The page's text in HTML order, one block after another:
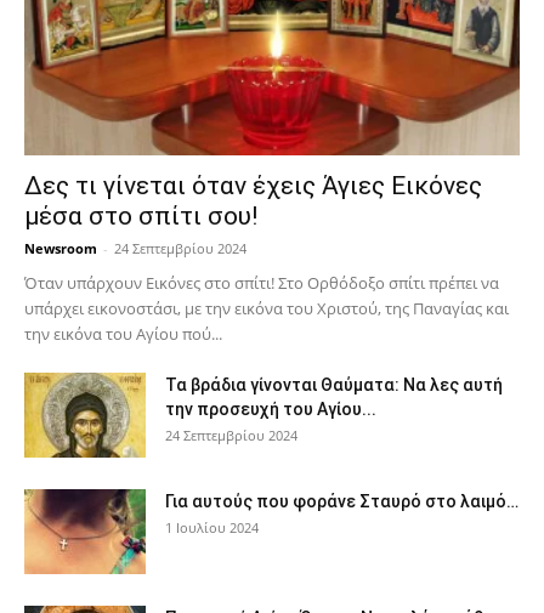
Δες τι γίνεται όταν έχεις Άγιες Εικόνες
μέσα στο σπίτι σου!
Newsroom - 24 Σεπτεμβρίου 2024
Όταν υπάρχουν Εικόνες στο σπίτι! Στο Ορθόδοξο σπίτι πρέπει να
υπάρχει εικονοστάσι, με την εικόνα του Χριστού, της Παν­αγίας και
την εικόνα του Αγίου πού...
Τα βράδια γίνονται Θαύματα: Να λες αυτή
την προσευχή του Αγίου...
24 Σεπτεμβρίου 2024
Για αυτούς που φοράνε Σταυρό στο λαιμό…
1 Ιουλίου 2024